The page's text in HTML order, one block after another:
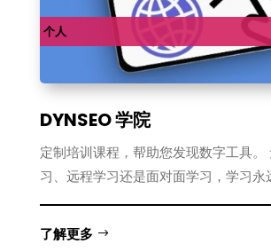
个人
DYNSEO 学院
定制培训课程，帮助您发现数字工具。
习、远程学习还是面对面学习，学习永
了解更多